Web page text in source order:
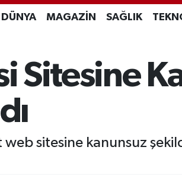
47,7106 0.17
EURO
GRAM ALTIN
6618.49 2.12
DÜNYA MAGAZİN SAĞLIK
Sitesine
web sitesine kanunsuz